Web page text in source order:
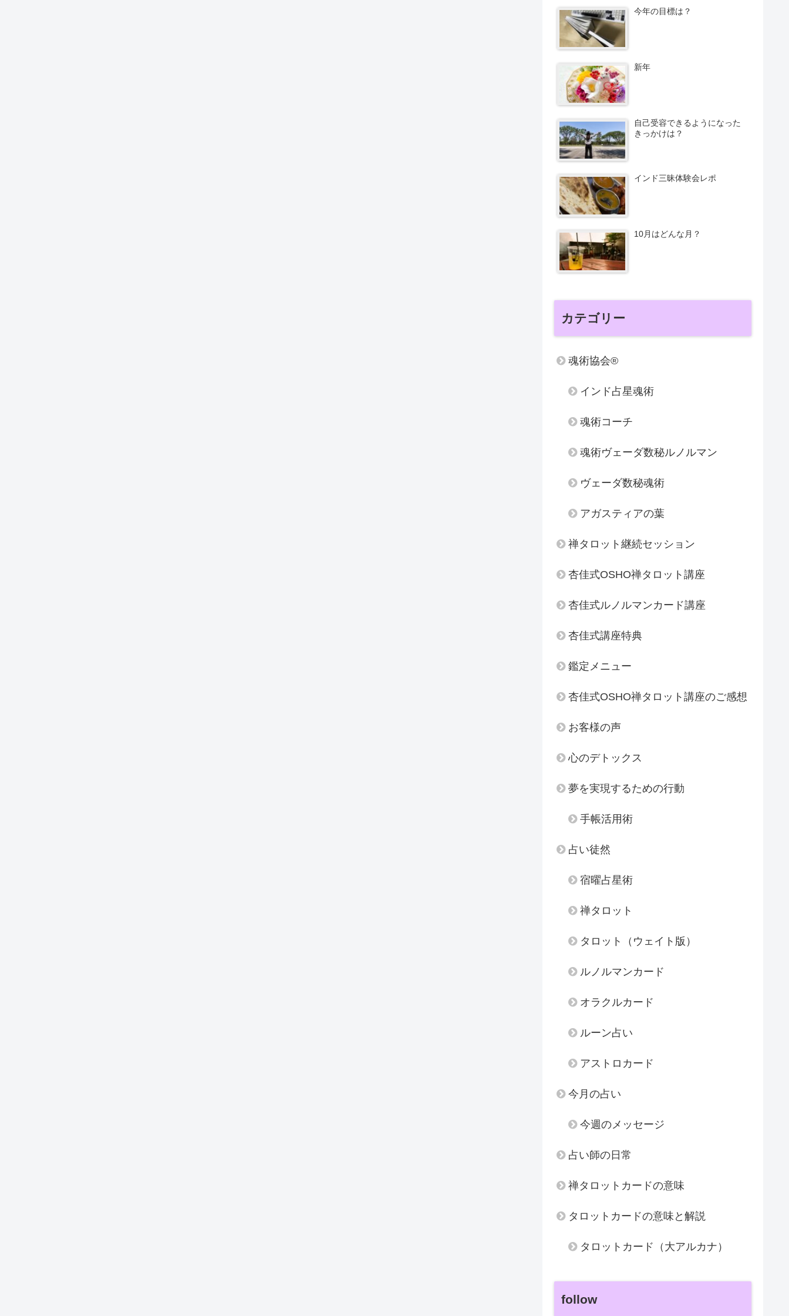
今年の目標は？
新年
自己受容できるようになった
きっかけは？
インド三昧体験会レポ
10月はどんな月？
カテゴリー
魂術協会®
インド占星魂術
魂術コーチ
魂術ヴェーダ数秘ルノルマン
ヴェーダ数秘魂術
アガスティアの葉
禅タロット継続セッション
杏佳式OSHO禅タロット講座
杏佳式ルノルマンカード講座
杏佳式講座特典
鑑定メニュー
杏佳式OSHO禅タロット講座のご感想
お客様の声
心のデトックス
夢を実現するための行動
手帳活用術
占い徒然
宿曜占星術
禅タロット
タロット（ウェイト版）
ルノルマンカード
オラクルカード
ルーン占い
アストロカード
今月の占い
今週のメッセージ
占い師の日常
禅タロットカードの意味
タロットカードの意味と解説
タロットカード（大アルカナ）
follow